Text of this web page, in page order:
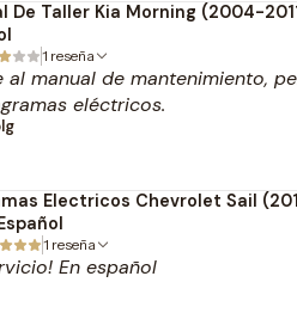
De Taller Kia Morning (2004-
1 reseña
al manual de mantenimiento,
eléctricos.
Electricos Chevrolet Sail
1 reseña
En español